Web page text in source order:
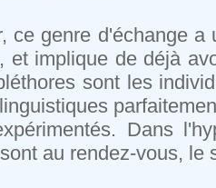
ce genre d'échange
et implique de déjà
sont les
Dans
au rendez-vous, le